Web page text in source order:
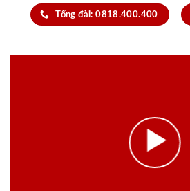
Tổng đài: 0818.400.400